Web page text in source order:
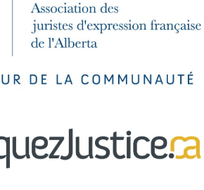
Recherche avancée